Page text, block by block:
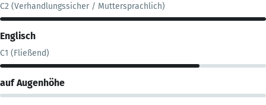
C2 (Verhandlungssicher / Muttersprachlich)
Englisch
C1 (Fließend)
auf Augenhöhe